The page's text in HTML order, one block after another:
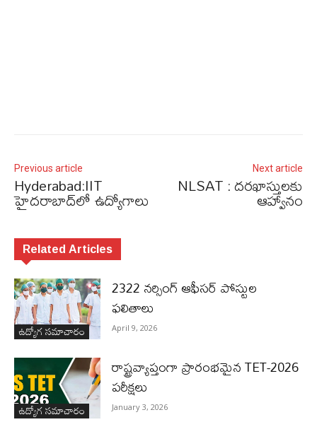
Previous article
Hyderabad:IIT
హైదరాబాద్‌లో ఉద్యోగాలు
Next article
NLSAT : దరఖాస్తులకు
ఆహ్వానం
Related Articles
ఉద్యోగ సమాచారం
2322 నర్సింగ్ ఆఫీసర్ పోస్టుల
ఫలితాలు
April 9, 2026
ఉద్యోగ సమాచారం
రాష్ట్రవ్యాప్తంగా ప్రారంభమైన TET-2026
పరీక్షలు
January 3, 2026